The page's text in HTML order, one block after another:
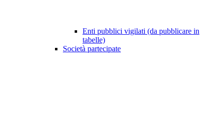
Enti pubblici vigilati (da pubblicare in
tabelle)
Società partecipate